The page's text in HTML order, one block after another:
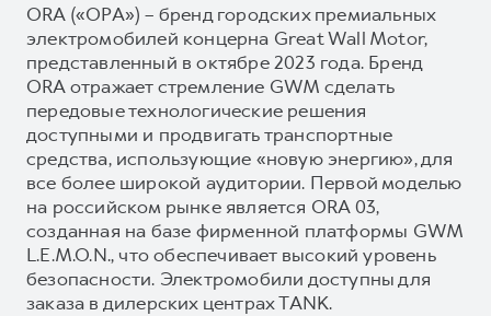
ORA («ОРА») – бренд городских премиальных
электромобилей концерна Great Wall Motor,
представленный в октябре 2023 года. Бренд
ORA отражает стремление GWM сделать
передовые технологические решения
доступными и продвигать транспортные
средства, использующие «новую энергию», для
все более широкой аудитории. Первой моделью
на российском рынке является ORA 03,
созданная на базе фирменной платформы GWM
L.E.M.O.N., что обеспечивает высокий уровень
безопасности. Электромобили доступны для
заказа в дилерских центрах TANK.